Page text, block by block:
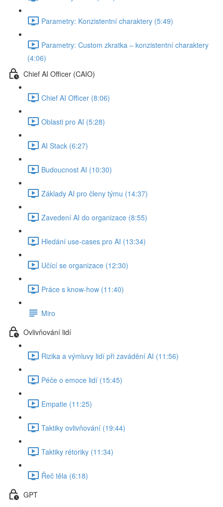
Parametry: Konzistentní charaktery (5:49)
Parametry: Custom zkratka –⁠⁠ konzistentní charaktery⁠⁠⁠⁠⁠⁠⁠⁠⁠⁠⁠⁠⁠⁠
(4:06)
Chief AI Officer (CAIO)
Chief AI Officer (8:06)
Oblasti pro AI (5:28)
AI Stack (6:27)
Budoucnost AI (10:30)
Základy AI pro členy týmu (14:37)
Zavedení AI do organizace (8:55)
Hledání use-cases pro AI (13:34)
Učící se organizace (12:30)
Práce s know-how (11:40)
Miro
Ovlivňování lidí
Rizika a výmluvy lidí při zavádění AI (11:56)
Péče o emoce lidí (15:45)
Empatie (11:25)
Taktiky ovlivňování (19:44)
Taktiky rétoriky (11:34)
Řeč těla (6:18)
GPT